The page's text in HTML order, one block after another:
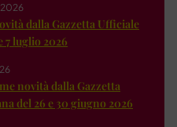
dalla Gazzetta Ufficiale
7 luglio 2026
novità dalla Gazzetta
del 26 e 30 giugno 2026